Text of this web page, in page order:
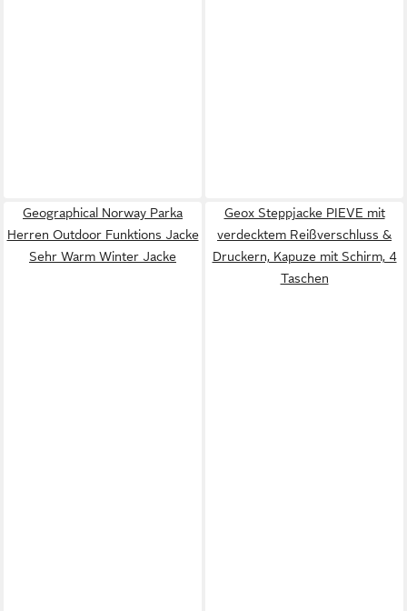
Geographical Norway Parka
Herren Outdoor Funktions Jacke
Sehr Warm Winter Jacke
Geox Steppjacke PIEVE mit
verdecktem Reißverschluss &
Druckern, Kapuze mit Schirm, 4
Taschen